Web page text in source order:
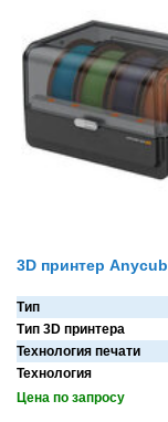
3D принтер
Тип
Тип 3D принтера
Технология печати
Технология
Цена по запросу